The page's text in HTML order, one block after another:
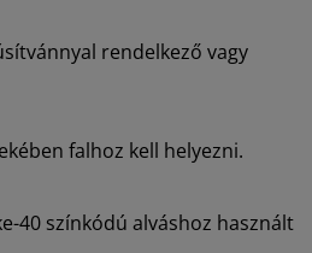
rendelkező vagy
falhoz kell helyezni.
40 színkódú alváshoz használt